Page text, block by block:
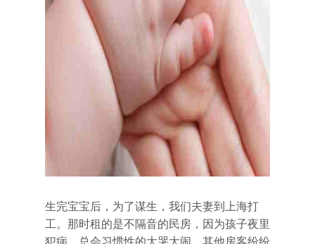
生完宝宝后，为了谋生，我们夫妻到上海打
工。那时租的是不隔音的民房，因为孩子夜里